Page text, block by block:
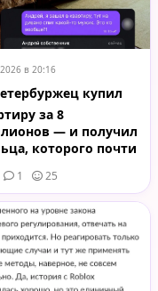
в 20:16
купил
за 8
— и получил
которого почти
1 25